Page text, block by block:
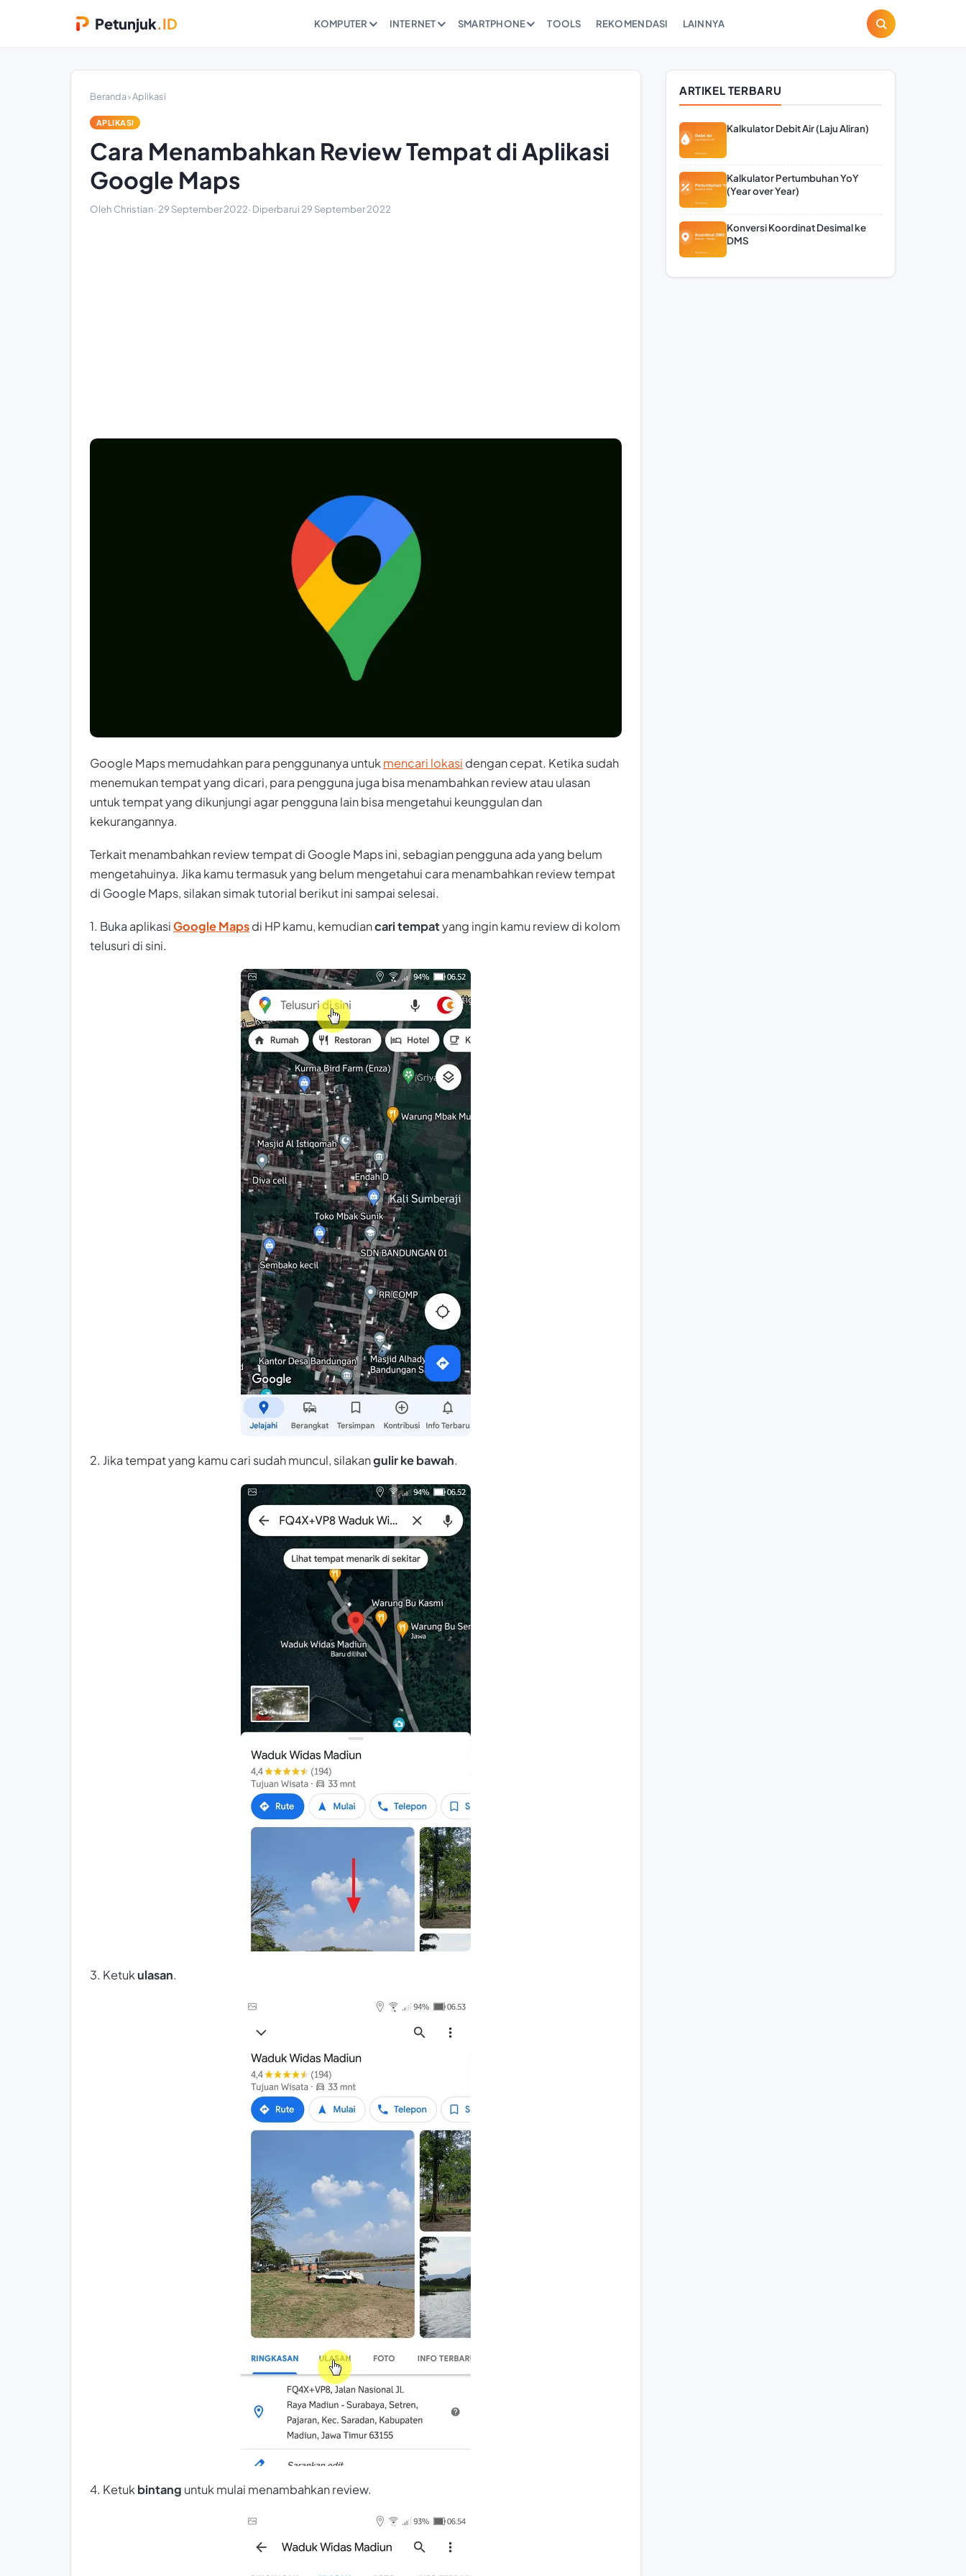
Petunjuk.ID KOMPUTER INTERNET SMARTPHONE TOOLS REKOMENDASI LAINNYA
Beranda›Aplikasi
APLIKASI
Cara Menambahkan Review Tempat di Aplikasi
Google Maps
Oleh Christian· 29 September 2022· Diperbarui 29 September 2022
Google Maps memudahkan para penggunanya untukmencari lokasi dengan cepat. Ketika sudah
menemukan tempat yang dicari, para pengguna juga bisa menambahkan review atau ulasan
untuk tempat yang dikunjungi agar pengguna lain bisa mengetahui keunggulan dan
kekurangannya.
Terkait menambahkan review tempat di Google Maps ini, sebagian pengguna ada yang belum
mengetahuinya. Jika kamu termasuk yang belum mengetahui cara menambahkan review tempat
di Google Maps, silakan simak tutorial berikut ini sampai selesai.
1. Buka aplikasiGoogle Mapsdi HP kamu, kemudiancari tempatyang ingin kamu review di kolom
telusuri di sini.
2. Jika tempat yang kamu cari sudah muncul, silakangulir ke bawah.
3. Ketukulasan.
4. Ketukbintang untuk mulai menambahkan review.
ARTIKEL TERBARU
Kalkulator Debit Air (Laju Aliran)
Kalkulator Pertumbuhan YoY
(Year over Year)
Konversi Koordinat Desimal ke
DMS